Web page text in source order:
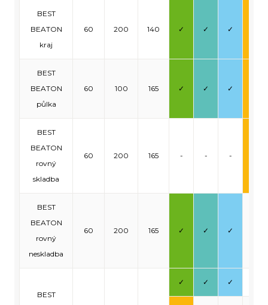
BEST
BEATON
kraj
60 200 140 ✓ ✓ ✓
BEST
BEATON
půlka
60 100 165 ✓ ✓ ✓
BEST
BEATON
rovný
skladba
60 200 165 - - -
BEST
BEATON
rovný
neskladba
60 200 165 ✓ ✓ ✓
BEST
✓ ✓ ✓